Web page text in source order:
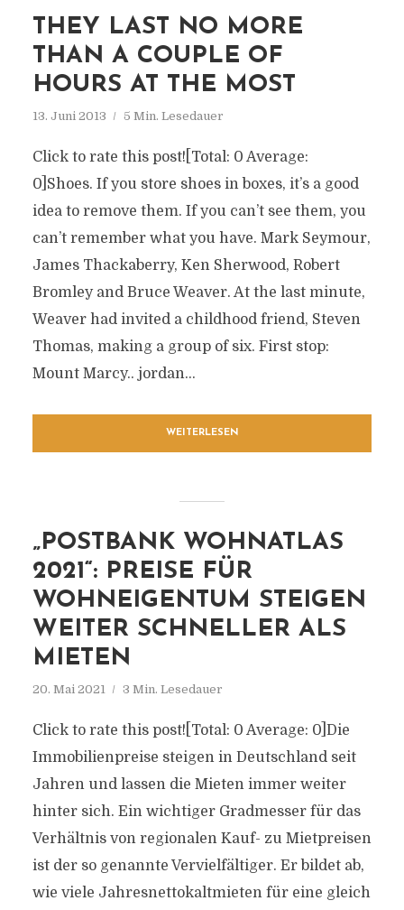
THEY LAST NO MORE
THAN A COUPLE OF
HOURS AT THE MOST
13. Juni 2013 5 Min. Lesedauer
Click to rate this post![Total: 0 Average:
0]Shoes. If you store shoes in boxes, it’s a good
idea to remove them. If you can’t see them, you
can’t remember what you have. Mark Seymour,
James Thackaberry, Ken Sherwood, Robert
Bromley and Bruce Weaver. At the last minute,
Weaver had invited a childhood friend, Steven
Thomas, making a group of six. First stop:
Mount Marcy.. jordan...
WEITERLESEN
„POSTBANK WOHNATLAS
2021“: PREISE FÜR
WOHNEIGENTUM STEIGEN
WEITER SCHNELLER ALS
MIETEN
20. Mai 2021 3 Min. Lesedauer
Click to rate this post![Total: 0 Average: 0]Die
Immobilienpreise steigen in Deutschland seit
Jahren und lassen die Mieten immer weiter
hinter sich. Ein wichtiger Gradmesser für das
Verhältnis von regionalen Kauf- zu Mietpreisen
ist der so genannte Vervielfältiger. Er bildet ab,
wie viele Jahresnettokaltmieten für eine gleich